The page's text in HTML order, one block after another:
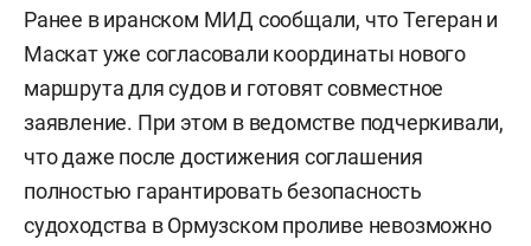
Ранее в иранском МИД сообщали, что Тегеран и
Маскат уже согласовали координаты нового
маршрута для судов и готовят совместное
заявление. При этом в ведомстве подчеркивали,
что даже после достижения соглашения
полностью гарантировать безопасность
судоходства в Ормузском проливе невозможно